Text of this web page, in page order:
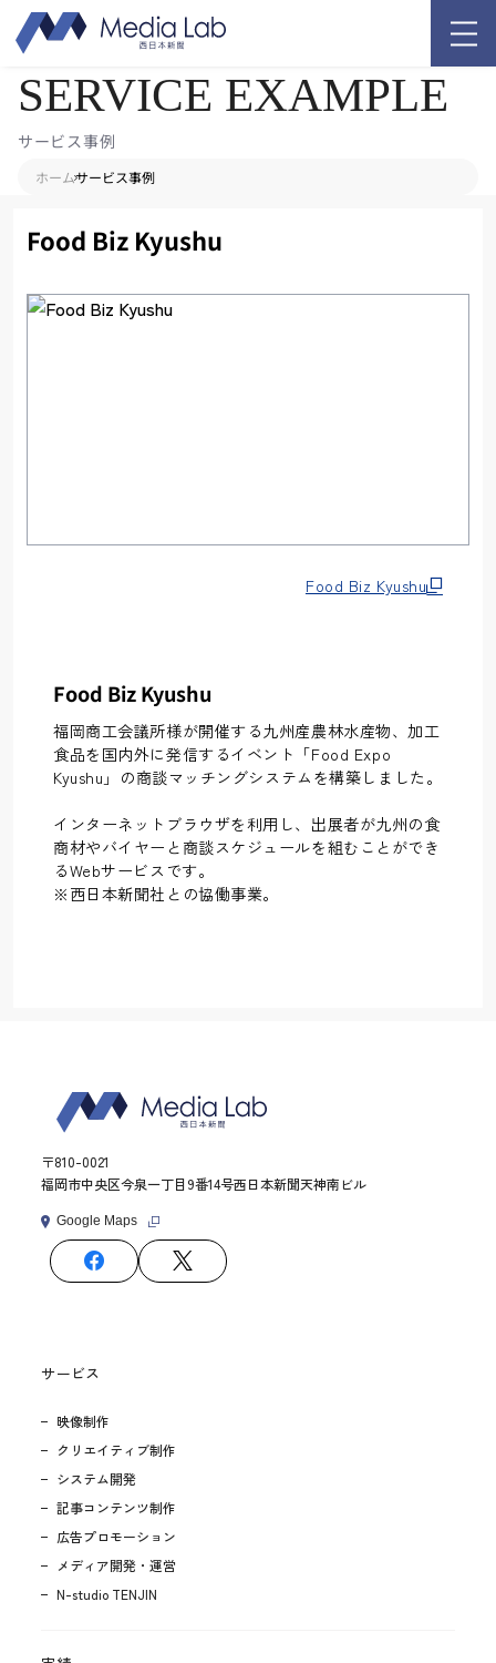
SERVICE EXAMPLE
サービス事例
ホームサービス事例
Food Biz Kyushu
Food Biz Kyushu
Food Biz Kyushu
福岡商工会議所様が開催する九州産農林水産物、加工
食品を国内外に発信するイベント「Food Expo
Kyushu」の商談マッチングシステムを構築しました。
インターネットブラウザを利用し、出展者が九州の食
商材やバイヤーと商談スケジュールを組むことができ
るWebサービスです。
※西日本新聞社との協働事業。
〒810-0021
福岡市中央区今泉一丁目9番14号西日本新聞天神南ビル
Google Maps
サービス
映像制作
クリエイティブ制作
システム開発
記事コンテンツ制作
広告プロモーション
メディア開発・運営
N-studio TENJIN